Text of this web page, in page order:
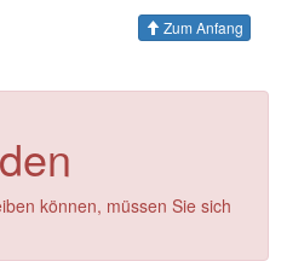
Zum Anfang
können, müssen Sie sich